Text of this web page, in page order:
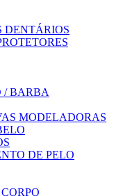
DENTÁRIOS
/ BARBA
MODELADORAS
DE PELO